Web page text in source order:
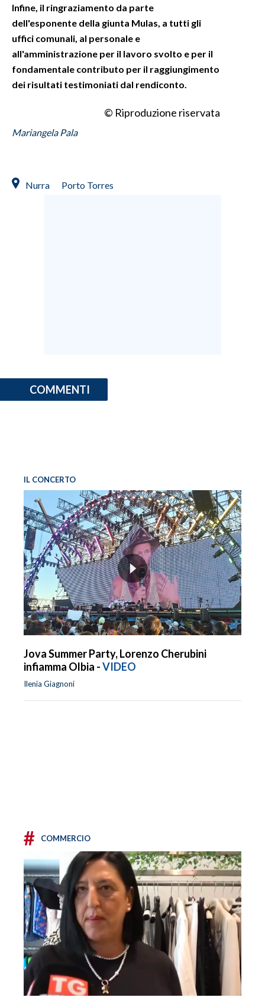
Infine, il ringraziamento da parte
dell'esponente della giunta Mulas, a tutti gli
uffici comunali, al personale e
all'amministrazione per il lavoro svolto e per il
fondamentale contributo per il raggiungimento
dei risultati testimoniati dal rendiconto.
© Riproduzione riservata
Mariangela Pala
Nurra Porto Torres
COMMENTI
IL CONCERTO
Jova Summer Party, Lorenzo Cherubini
infiamma Olbia -VIDEO
Ilenia Giagnoni
# COMMERCIO